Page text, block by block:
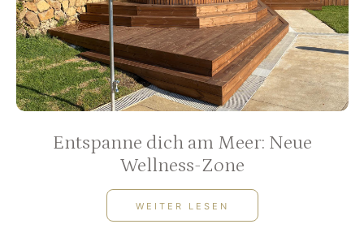
Entspanne dich am Meer: Neue
Wellness-Zone
WEITER LESEN